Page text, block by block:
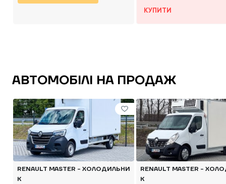
КУПИТИ
АВТОМОБІЛІ НА ПРОДАЖ
RENAULT MASTER - ХОЛОДИЛЬНИ
К
RENAULT MASTER -
К